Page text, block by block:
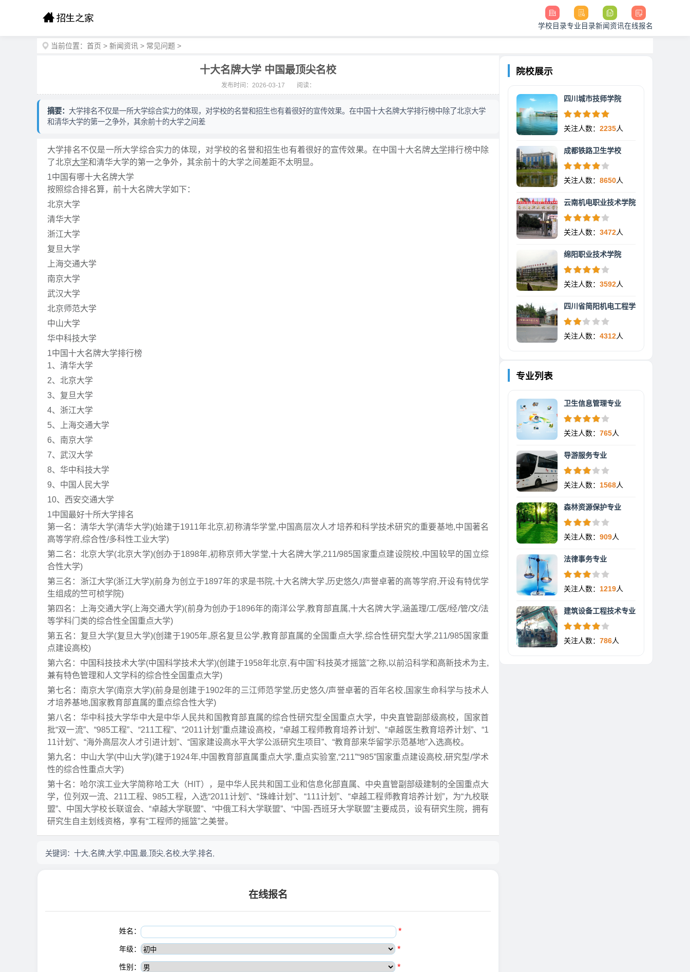
学校目录专业目录新闻资讯在线报名
当前位置： 首页 > 新闻资讯 > 常见问题 >
十大名牌大学 中国最顶尖名校
发布时间：2026-03-17 阅读：
摘要： 大学排名不仅是一所大学综合实力的体现，对学校的名誉和招生也有着很好的宣传效果。在中国十大名牌大学排行榜中除了北京大学
和清华大学的第一之争外，其余前十的大学之间差
大学排名不仅是一所大学综合实力的体现，对学校的名誉和招生也有着很好的宣传效果。在中国十大名牌大学排行榜中除
了北京大学和清华大学的第一之争外，其余前十的大学之间差距不太明显。
1中国有哪十大名牌大学
按照综合排名算，前十大名牌大学如下：
北京大学
清华大学
浙江大学
复旦大学
上海交通大学
南京大学
武汉大学
北京师范大学
中山大学
华中科技大学
1中国十大名牌大学排行榜
1、清华大学
2、北京大学
3、复旦大学
4、浙江大学
5、上海交通大学
6、南京大学
7、武汉大学
8、华中科技大学
9、中国人民大学
10、西安交通大学
1中国最好十所大学排名
第一名：清华大学(清华大学)(始建于1911年北京,初称清华学堂,中国高层次人才培养和科学技术研究的重要基地,中国著名
高等学府,综合性/多科性工业大学)
第二名：北京大学(北京大学)(创办于1898年,初称京师大学堂,十大名牌大学,211/985国家重点建设院校,中国较早的国立综
合性大学)
第三名：浙江大学(浙江大学)(前身为创立于1897年的求是书院,十大名牌大学,历史悠久/声誉卓著的高等学府,开设有特优学
生组成的竺可桢学院)
第四名：上海交通大学(上海交通大学)(前身为创办于1896年的南洋公学,教育部直属,十大名牌大学,涵盖理/工/医/经/管/文/法
等学科门类的综合性全国重点大学)
第五名：复旦大学(复旦大学)(创建于1905年,原名复旦公学,教育部直属的全国重点大学,综合性研究型大学,211/985国家重
点建设高校)
第六名：中国科技技术大学(中国科学技术大学)(创建于1958年北京,有中国"科技英才摇篮"之称,以前沿科学和高新技术为主,
兼有特色管理和人文学科的综合性全国重点大学)
第七名：南京大学(南京大学)(前身是创建于1902年的三江师范学堂,历史悠久/声誉卓著的百年名校,国家生命科学与技术人
才培养基地,国家教育部直属的重点综合性大学)
第八名：华中科技大学华中大是中华人民共和国教育部直属的综合性研究型全国重点大学，中央直管副部级高校，国家首
批“双一流”、“985工程”、“211工程”、“2011计划”重点建设高校，“卓越工程师教育培养计划”、“卓越医生教育培养计划”、“1
11计划”、“海外高层次人才引进计划”、“国家建设高水平大学公派研究生项目”、“教育部来华留学示范基地”入选高校。
第九名：中山大学(中山大学)(建于1924年,中国教育部直属重点大学,重点实验室,“211”“985”国家重点建设高校,研究型/学术
性的综合性重点大学)
第十名：哈尔滨工业大学简称哈工大（HIT），是中华人民共和国工业和信息化部直属、中央直管副部级建制的全国重点大
学，位列双一流、211工程、985工程，入选“2011计划”、“珠峰计划”、“111计划”、“卓越工程师教育培养计划”，为“九校联
盟”、中国大学校长联谊会、“卓越大学联盟”、“中俄工科大学联盟”、“中国-西班牙大学联盟”主要成员，设有研究生院，拥有
研究生自主划线资格，享有“工程师的摇篮”之美誉。
关键词： 十大,名牌,大学,中国,最,顶尖,名校,大学,排名,
在线报名
姓名： *
年级： *
性别： *
院校展示
四川城市技师学院
关注人数： 2235人
成都铁路卫生学校
关注人数： 8650人
云南机电职业技术学院
关注人数： 3472人
绵阳职业技术学院
关注人数： 3592人
四川省简阳机电工程学
关注人数： 4312人
专业列表
卫生信息管理专业
关注人数： 765人
导游服务专业
关注人数： 1568人
森林资源保护专业
关注人数： 909人
法律事务专业
关注人数： 1219人
建筑设备工程技术专业
关注人数： 786人